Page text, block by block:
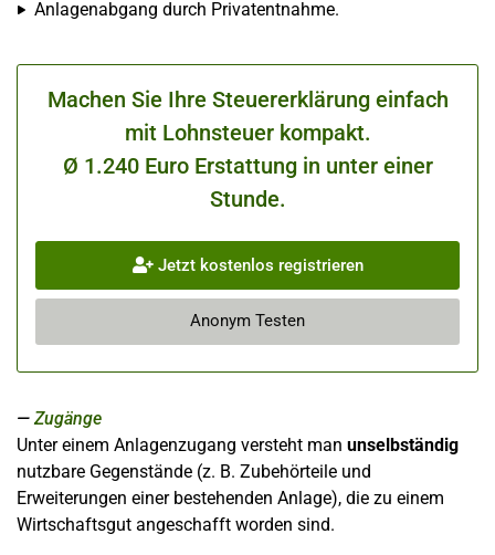
Anlagenabgang durch Privatentnahme.
Machen Sie Ihre Steuererklärung einfach
mit Lohnsteuer kompakt.
Ø 1.240 Euro Erstattung in unter einer
Stunde.
Jetzt kostenlos registrieren
Anonym Testen
Zugänge
Unter einem Anlagenzugang versteht man unselbständig
nutzbare Gegenstände (z. B. Zubehörteile und
Erweiterungen einer bestehenden Anlage), die zu einem
Wirtschaftsgut angeschafft worden sind.